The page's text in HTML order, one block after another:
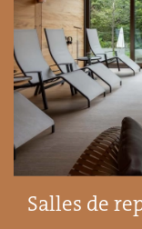
Salles de